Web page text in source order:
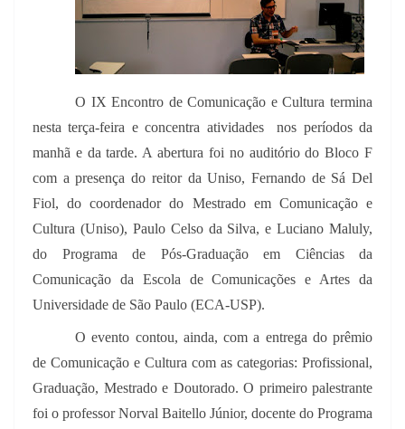
O IX Encontro de Comunicação e Cultura termina
nesta terça-feira e concentra atividades nos períodos da
manhã e da tarde. A abertura foi no auditório do Bloco F
com a presença do reitor da Uniso, Fernando de Sá Del
Fiol, do coordenador do Mestrado em Comunicação e
Cultura (Uniso), Paulo Celso da Silva, e Luciano Maluly,
do Programa de Pós-Graduação em Ciências da
Comunicação da Escola de Comunicações e Artes da
Universidade de São Paulo (ECA-USP).
O evento contou, ainda, com a entrega do prêmio
de Comunicação e Cultura com as categorias: Profissional,
Graduação, Mestrado e Doutorado. O primeiro palestrante
foi o professor Norval Baitello Júnior, docente do Programa